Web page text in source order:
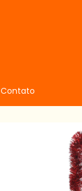
Contato